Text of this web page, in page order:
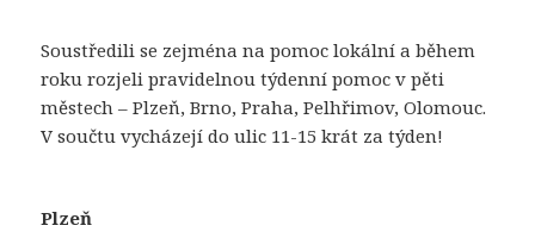
Soustředili se zejména na pomoc lokální a během
roku rozjeli pravidelnou týdenní pomoc v pěti
městech – Plzeň, Brno, Praha, Pelhřimov, Olomouc.
V součtu vycházejí do ulic 11-15 krát za týden!
Plzeň